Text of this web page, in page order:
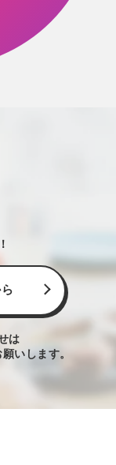
は
いします。